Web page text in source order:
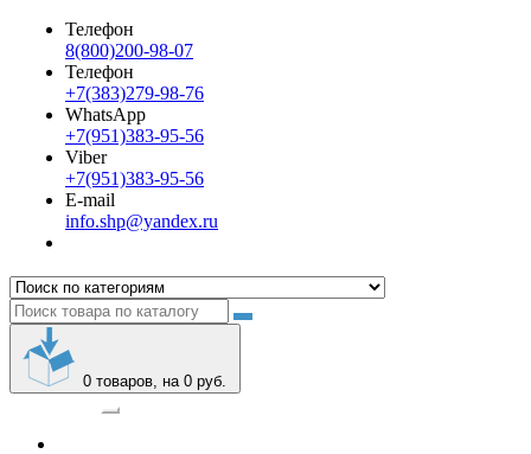
Телефон
8(800)200-98-07
Телефон
+7(383)279-98-76
WhatsApp
+7(951)383-95-56
Viber
+7(951)383-95-56
E-mail
info.shp@yandex.ru
0 товаров, на 0 руб.